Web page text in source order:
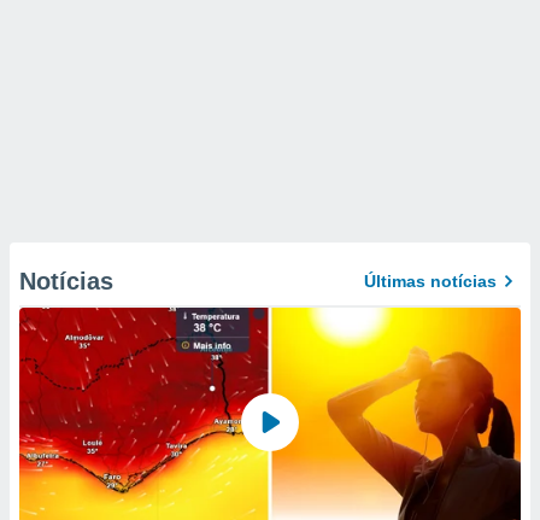
Notícias Últimas notícias